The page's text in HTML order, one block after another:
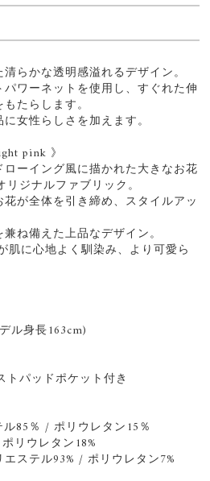
らかな透明感溢れるデザイン。
ワーネットを使用し、すぐれた伸
たらします。
女性らしさを加えます。
pink 》
ーイング風に描かれた大きなお花
ジナルファブリック。
が全体を引き締め、スタイルアッ
ね備えた上品なデザイン。
に心地よく馴染み、より可愛ら
ル身長163cm)
パッドポケット付き
85％ / ポリウレタン15％
リウレタン18%
ステル93% / ポリウレタン7%